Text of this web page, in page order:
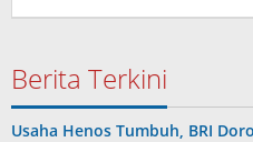
Berita Terkini
Usaha Henos Tumbuh, BRI